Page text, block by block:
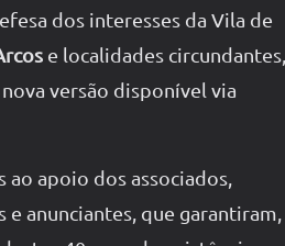
dos interesses da Vila de
e localidades circundantes,
versão disponível via
ao apoio dos associados,
e anunciantes, que garantiram,